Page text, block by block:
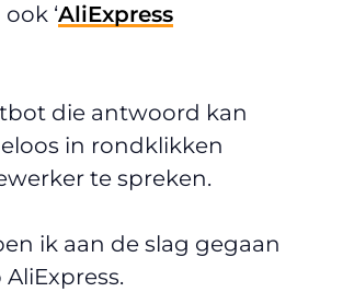
‘AliExpress
die antwoord kan
in rondklikken
te spreken.
ik aan de slag gegaan